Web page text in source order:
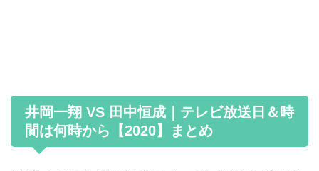
井岡一翔 VS 田中恒成｜テレビ放送日＆時
間は何時から【2020】まとめ